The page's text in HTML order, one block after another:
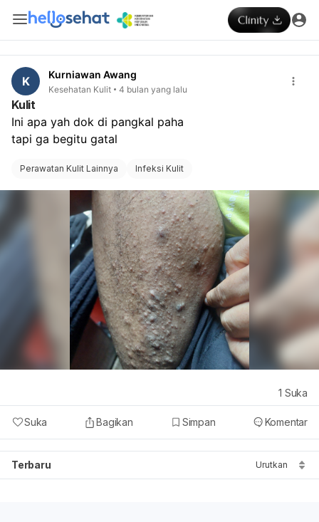
K Kurniawan Awang
Kesehatan Kulit 4 bulan yang lalu
Kulit
Ini apa yah dok di pangkal paha
tapi ga begitu gatal
Perawatan Kulit Lainnya Infeksi Kulit
Suka Bagikan Simpan Komentar
1 Suka
Terbaru Urutkan